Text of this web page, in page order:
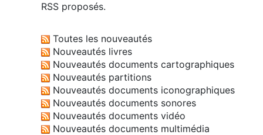
RSS proposés.
Toutes les nouveautés
Nouveautés livres
Nouveautés documents cartographiques
Nouveautés partitions
Nouveautés documents iconographiques
Nouveautés documents sonores
Nouveautés documents vidéo
Nouveautés documents multimédia